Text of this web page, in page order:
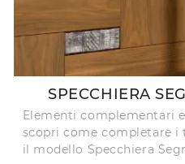
SPECCHIERA
Elementi complementari
scopri come completare
il modello Specchiera